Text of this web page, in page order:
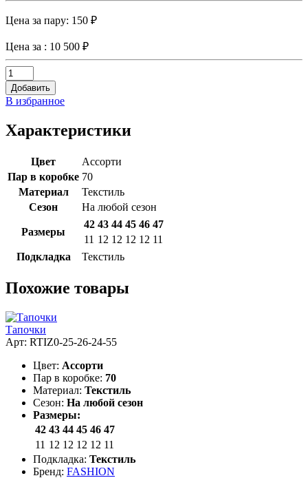
Цена за пару: 150 ₽
Цена за : 10 500 ₽
Добавить
В избранное
Характеристики
Цвет
Ассорти
Пар в коробке 70
Материал
Текстиль
Сезон
На любой сезон
Размеры
42 43 44 45 46 47
11 12 12 12 12 11
Подкладка
Текстиль
Похожие товары
Тапочки
Арт: RTIZ0-25-26-24-55
Цвет: Ассорти
Пар в коробке: 70
Материал: Текстиль
Сезон: На любой сезон
Размеры:
42 43 44 45 46 47
11 12 12 12 12 11
Подкладка: Текстиль
Бренд: FASHION